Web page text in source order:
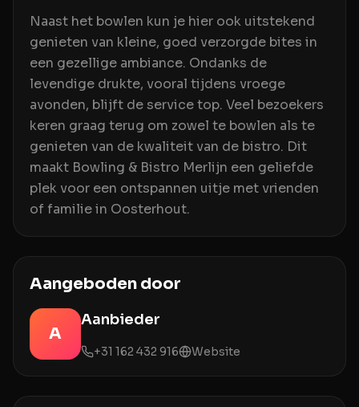
Naast het bowlen kun je hier ook uitstekend
genieten van kleine, goed verzorgde bites in
een gezellige ambiance. Ondanks de
levendige drukte, vooral tijdens vroege
avonden, blijft de service top. Veel bezoekers
keren graag terug om zowel te bowlen als te
genieten van de kwaliteit van de bistro. Dit
maakt Bowling & Bistro Merlijn een geliefde
plek voor een ontspannen uitje met vrienden
of familie in Oosterhout.
Aangeboden door
A
Aanbieder
+31 162 432 916 Website